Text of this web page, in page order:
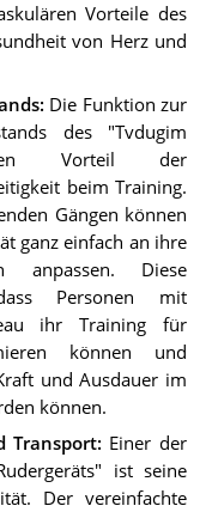
Vorteile des
von Herz und
: Die Funktion zur
des "Tvdugim
Vorteil der
beim Training.
Gängen können
ganz einfach an ihre
anpassen. Diese
Personen mit
ihr Training für
können und
und Ausdauer im
können.
Transport: Einer der
ist seine
Der vereinfachte